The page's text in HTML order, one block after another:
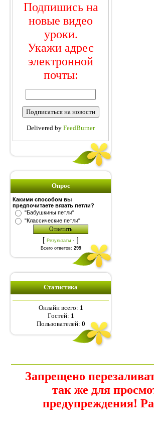
Подпишись на
новые видео
уроки.
Укажи адрес
электронной
почты:
Delivered by FeedBurner
Опрос
Какими способом вы
предпочитаете вязать петли?
"Бабушкины петли"
"Классические петли"
[ Результаты · ]
Всего ответов: 299
Статистика
Онлайн всего: 1
Гостей: 1
Пользователей: 0
Запрещено
так же для
предупреждения!